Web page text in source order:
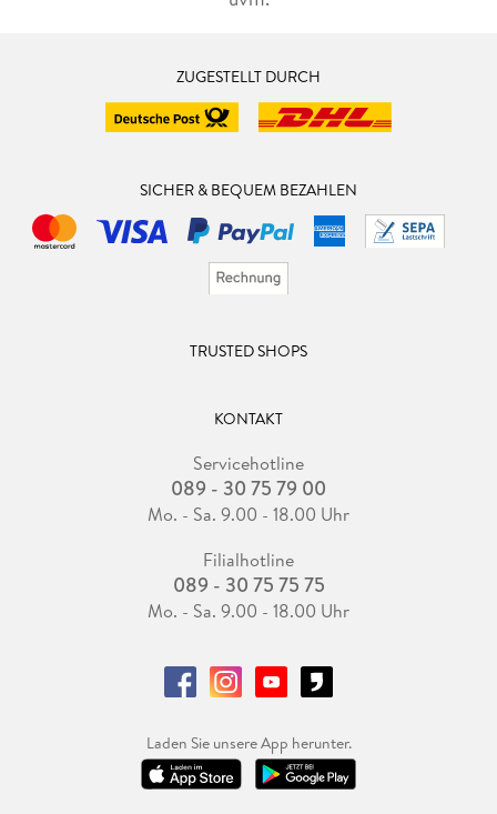
ZUGESTELLT DURCH
SICHER & BEQUEM BEZAHLEN
TRUSTED SHOPS
KONTAKT
Servicehotline
089 - 30 75 79 00
Mo. - Sa. 9.00 - 18.00 Uhr
Filialhotline
089 - 30 75 75 75
Mo. - Sa. 9.00 - 18.00 Uhr
Laden Sie unsere App herunter.